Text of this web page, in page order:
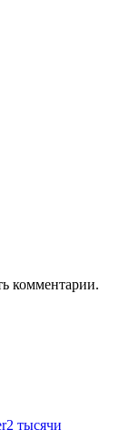
комментарии.
2 тысячи